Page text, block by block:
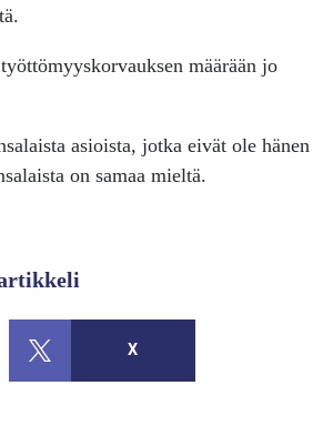
määrään jo
asioista, jotka eivät ole hänen
on samaa mieltä.
X